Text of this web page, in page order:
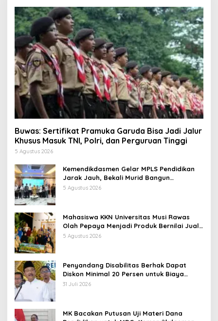
Buwas: Sertifikat Pramuka Garuda Bisa Jadi Jalur
Khusus Masuk TNI, Polri, dan Perguruan Tinggi
5 Agustus 2026
Kemendikdasmen Gelar MPLS Pendidikan
Jarak Jauh, Bekali Murid Bangun
Kemandirian Belajar
5 Agustus 2026
Mahasiswa KKN Universitas Musi Rawas
Olah Pepaya Menjadi Produk Bernilai Jual
Tinggi, Dorong UMKM Desa Air Satan
5 Agustus 2026
Penyandang Disabilitas Berhak Dapat
Diskon Minimal 20 Persen untuk Biaya
Sekolah dan Kuliah
31 Juli 2026
MK Bacakan Putusan Uji Materi Dana